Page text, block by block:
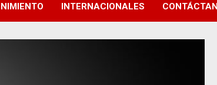
INTERNACIONALES